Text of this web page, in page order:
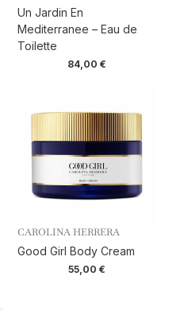
Un Jardin En
Mediterranee – Eau de
Toilette
84,00 €
CAROLINA HERRERA
Good Girl Body Cream
55,00 €